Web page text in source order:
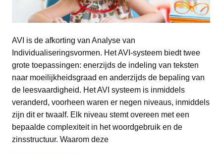
AVI is de afkorting van Analyse van
Individualiseringsvormen. Het AVI-systeem biedt twee
grote toepassingen: enerzijds de indeling van teksten
naar moeilijkheidsgraad en anderzijds de bepaling van
de leesvaardigheid. Het AVI systeem is inmiddels
veranderd, voorheen waren er negen niveaus, inmiddels
zijn dit er twaalf. Elk niveau stemt overeen met een
bepaalde complexiteit in het woordgebruik en de
zinsstructuur. Waarom deze